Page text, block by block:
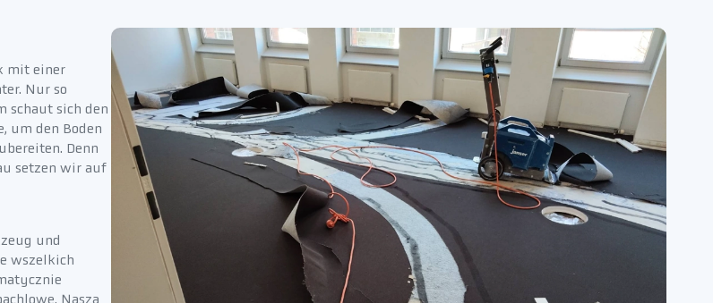
mit einer
Nur so
schaut sich den
um den Boden
Denn
setzen wir auf
und
wszelkich
Nasza